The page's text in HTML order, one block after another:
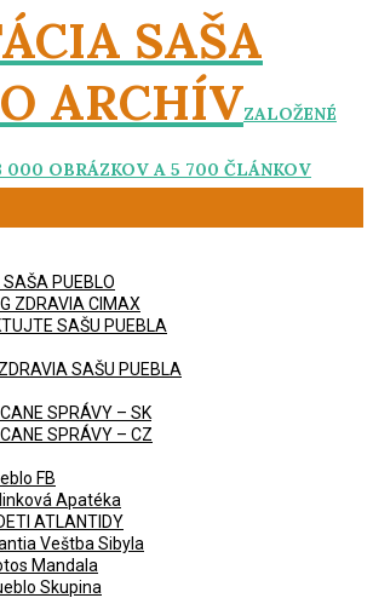
SAŠA
ARCHÍVZALOŽENÉ
000 OBRÁZKOV A 5 700 ČLÁNKOV
SAŠA PUEBLO
ZDRAVIA CIMAX
SAŠU PUEBLA
SAŠU PUEBLA
SPRÁVY – SK
SPRÁVY – CZ
FB
Apatéka
ATLANTIDY
Veštba Sibyla
Mandala
Skupina